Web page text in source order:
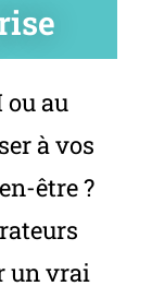
ou au
à vos
être ?
un vrai